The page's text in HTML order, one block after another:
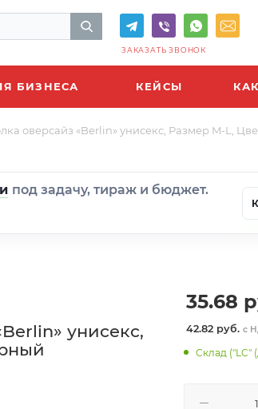
ЗАКАЗАТЬ ЗВОНОК
БИЗНЕСА КЕЙСЫ
оверсайз «Berlin» унисекс, Размер M-L,
под задачу, тираж и бюджет.
унисекс,
35.68
42.82 руб.с
Склад ("LC"